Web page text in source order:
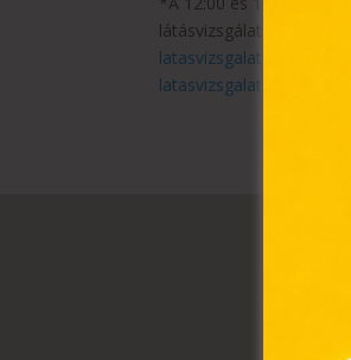
látásvizsgálati
latasvizsgalat-idosav-